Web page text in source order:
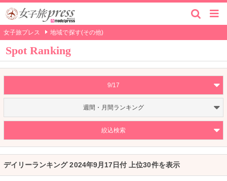
女子旅プレス 地域で探す(その他)
Spot Ranking
9/17
週間・月間ランキング
絞込検索
デイリーランキング 2024年9月17日付 上位30件を表示